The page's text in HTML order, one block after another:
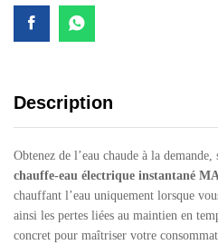
Description
Obtenez de l’eau chaude à la
chauffe-eau électrique instantané
chauffant l’eau uniquement lorsque
ainsi les pertes liées au maintien en
concret pour maîtriser votre